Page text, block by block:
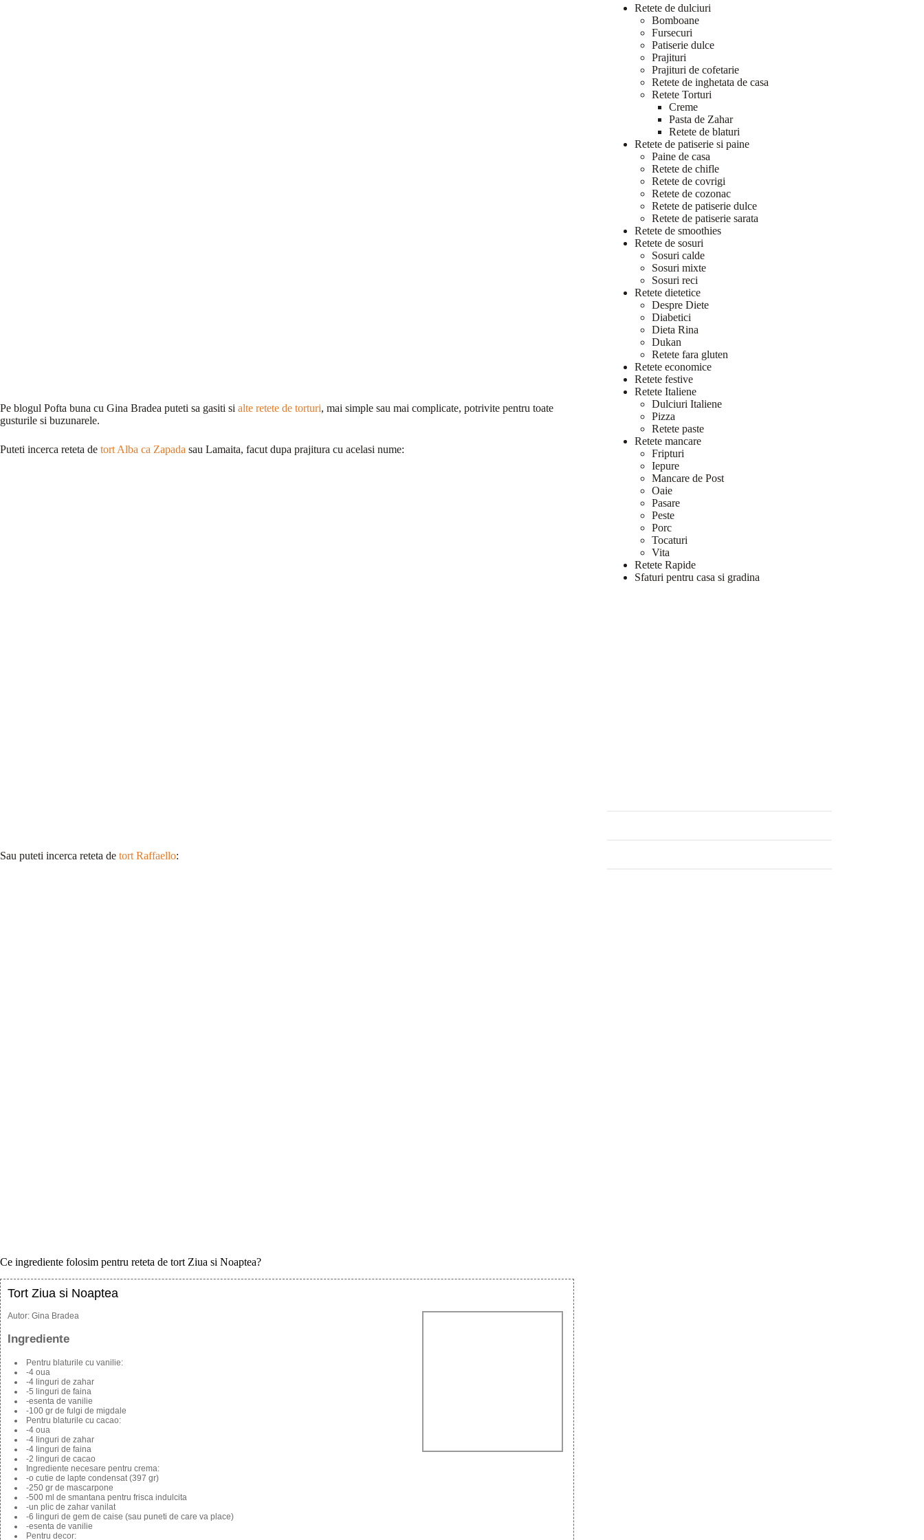
Pe blogul Pofta buna cu Gina Bradea puteti sa gasiti si alte retete de torturi, mai simple sau mai complicate, potrivite pentru toate
gusturile si buzunarele.
Puteti incerca reteta de tort Alba ca Zapada sau Lamaita, facut dupa prajitura cu acelasi nume:
Sau puteti incerca reteta de tort Raffaello:
Ce ingrediente folosim pentru reteta de tort Ziua si Noaptea?
Tort Ziua si Noaptea
Autor: Gina Bradea
Ingrediente
Pentru blaturile cu vanilie:
-4 oua
-4 linguri de zahar
-5 linguri de faina
-esenta de vanilie
-100 gr de fulgi de migdale
Pentru blaturile cu cacao:
-4 oua
-4 linguri de zahar
-4 linguri de faina
-2 linguri de cacao
Ingrediente necesare pentru crema:
-o cutie de lapte condensat (397 gr)
-250 gr de mascarpone
-500 ml de smantana pentru frisca indulcita
-un plic de zahar vanilat
-6 linguri de gem de caise (sau puneti de care va place)
-esenta de vanilie
Pentru decor:
Retete de dulciuri
Bomboane
Fursecuri
Patiserie dulce
Prajituri
Prajituri de cofetarie
Retete de inghetata de casa
Retete Torturi
Creme
Pasta de Zahar
Retete de blaturi
Retete de patiserie si paine
Paine de casa
Retete de chifle
Retete de covrigi
Retete de cozonac
Retete de patiserie dulce
Retete de patiserie sarata
Retete de smoothies
Retete de sosuri
Sosuri calde
Sosuri mixte
Sosuri reci
Retete dietetice
Despre Diete
Diabetici
Dieta Rina
Dukan
Retete fara gluten
Retete economice
Retete festive
Retete Italiene
Dulciuri Italiene
Pizza
Retete paste
Retete mancare
Fripturi
Iepure
Mancare de Post
Oaie
Pasare
Peste
Porc
Tocaturi
Vita
Retete Rapide
Sfaturi pentru casa si gradina